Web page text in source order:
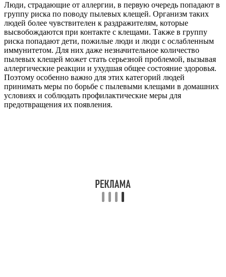
Люди, страдающие от аллергии, в первую очередь попадают в
группу риска по поводу пылевых клещей. Организм таких
людей более чувствителен к раздражителям, которые
высвобождаются при контакте с клещами. Также в группу
риска попадают дети, пожилые люди и люди с ослабленным
иммунитетом. Для них даже незначительное количество
пылевых клещей может стать серьезной проблемой, вызывая
аллергические реакции и ухудшая общее состояние здоровья.
Поэтому особенно важно для этих категорий людей
принимать меры по борьбе с пылевыми клещами в домашних
условиях и соблюдать профилактические меры для
предотвращения их появления.